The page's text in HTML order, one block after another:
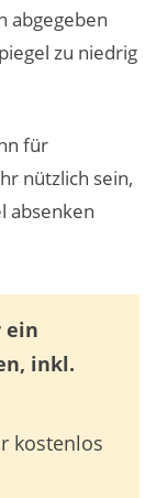
abgegeben
zu niedrig
für
nützlich sein,
absenken
ein
inkl.
kostenlos